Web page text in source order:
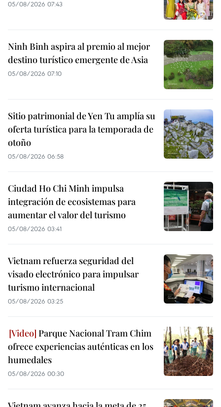
05/08/2026 07:43
Ninh Binh aspira al premio al mejor
destino turístico emergente de Asia
05/08/2026 07:10
Sitio patrimonial de Yen Tu amplía su
oferta turística para la temporada de
otoño
05/08/2026 06:58
Ciudad Ho Chi Minh impulsa
integración de ecosistemas para
aumentar el valor del turismo
05/08/2026 03:41
Vietnam refuerza seguridad del
visado electrónico para impulsar
turismo internacional
05/08/2026 03:25
Parque Nacional Tram Chim
ofrece experiencias auténticas en los
humedales
05/08/2026 00:30